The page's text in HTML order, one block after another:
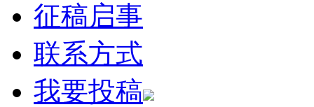
征稿启事
联系方式
我要投稿